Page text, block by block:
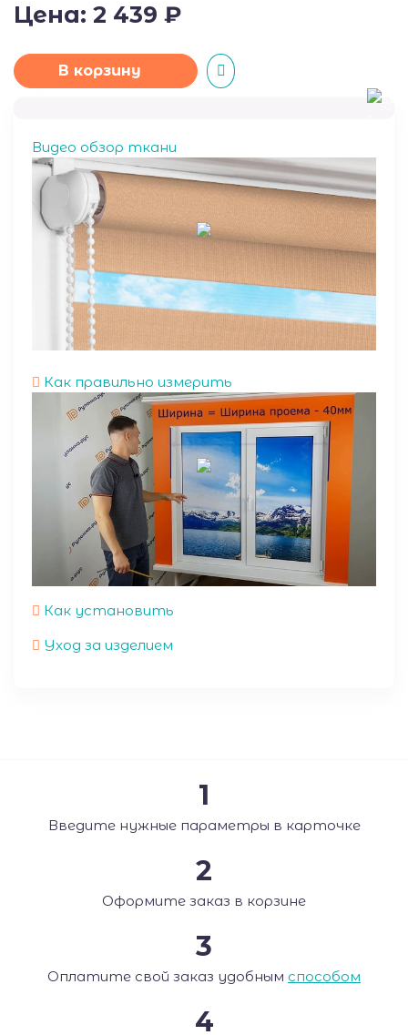
Цена: 2 439 ₽
В корзину
50
Видео обзор ткани
Как правильно измерить
Как установить
Уход за изделием
1
Введите нужные параметры в карточке
2
Оформите заказ в корзине
3
Оплатите свой заказ удобным способом
4